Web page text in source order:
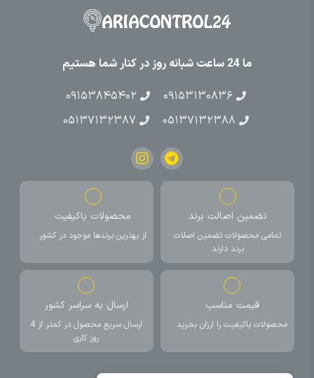
ما 24 ساعت شبانه روز در کنار شما هستیم
۰۹۱۵۳۱۳۰۸۳۶
۰۹۱۵۳۸۴۵۴۰۲
۰۵۱۳۷۱۳۲۳۸۸
۰۵۱۳۷۱۳۲۳۸۷
تضمین اصالت برند
تمامی محصولات تضمین اصلات
برند دارند
محصولات باکیفیت
از بهترین برندها موجود در کشور
قیمت مناسب
محصولات باکیفیت را ارزان بخرید
ارسال به سراسر کشور
ارسال سریع محصول در کمتر از 4
روز کاری